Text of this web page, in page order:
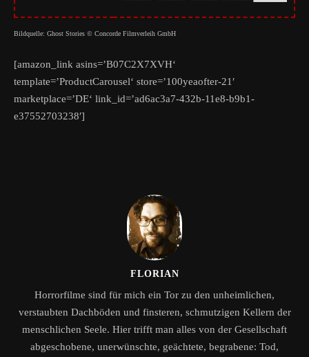
Bildquelle: Ghost Stories © Concorde Filmverleih GmbH
[amazon_link asins=’B07C2X7XVH‘
template=’ProductCarousel‘ store=’100yeaofter-21′
marketplace=’DE‘ link_id=’ad6ac3a7-432b-11e8-b9b1-
e37552703238′]
FLORIAN
Horrorfilme sind für mich ein Tor zu den unheimlichen,
verstaubten Dachböden und finsteren, schmutzigen Kellern der
menschlichen Seele. Hier trifft man alles von der Gesellschaft
abgeschobene, unerwünschte, geächtete, begrabene: Tod,